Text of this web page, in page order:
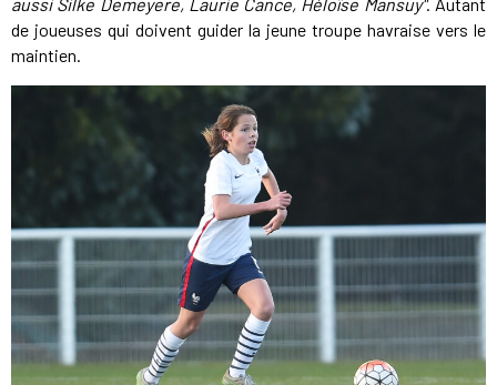
aussi Silke Demeyere, Laurie Cance, Héloïse Mansuy". Autant
de joueuses qui doivent guider la jeune troupe havraise vers le
maintien.